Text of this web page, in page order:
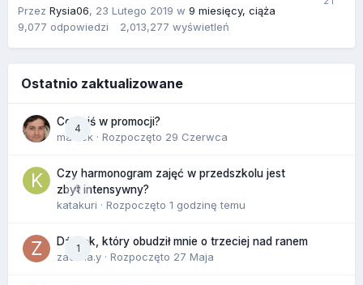
Przez Rysia06, 23 Lutego 2019 w 9 miesięcy, ciąża
9,077 odpowiedzi 2,013,277 wyświetleń
Ostatnio zaktualizowane
4
Co dziś w promocji?
maciek · Rozpoczęto 29 Czerwca
0
Czy harmonogram zajęć w przedszkolu jest
zbyt intensywny?
katakuri · Rozpoczęto 1 godzinę temu
1
Dźwięk, który obudził mnie o trzeciej nad ranem
zackr.a.y · Rozpoczęto 27 Maja